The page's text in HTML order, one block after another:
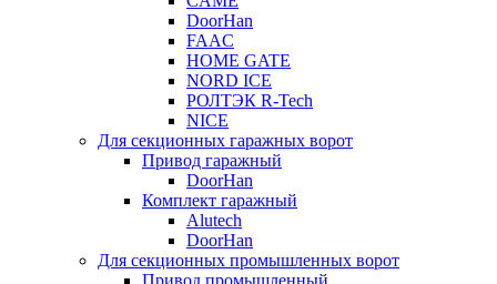
DoorHan
FAAC
HOME GATE
NORD ICE
РОЛТЭК R-Tech
NICE
Для секционных гаражных ворот
Привод гаражный
DoorHan
Комплект гаражный
Alutech
DoorHan
Для секционных промышленных ворот
Привод промышленный